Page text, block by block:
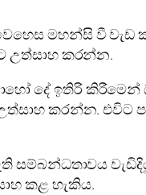
මහන්සි වී වැඩ
උත්සාහ කරන්න.
දේ ඉතිරි කිරීමෙන්
කරන්න. එවිට
සම්බන්ධතාවය
කළ හැකිය.